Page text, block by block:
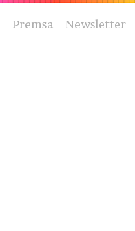
Premsa Newsletter